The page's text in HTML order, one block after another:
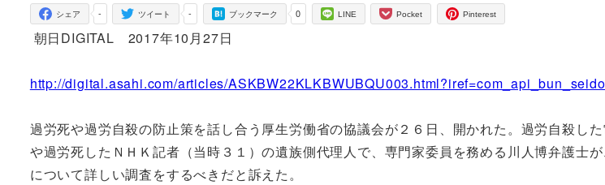
-
シェア -
ツイート 0
ブックマーク LINE Pocket Pinterest
朝日DIGITAL 2017年10月27日
http://digital.asahi.com/articles/
過労死や過労自殺の防止策を話し合う厚生労働省の協議会が２６日、開かれた。過労自殺した
や過労死したＮＨＫ記者（当時３１）の遺族側代理人で、専門家委員を務める川人博弁護士
について詳しい調査をするべきだと訴えた。